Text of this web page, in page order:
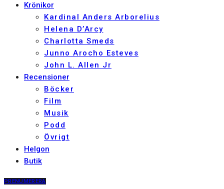
Krönikor
Kardinal Anders Arborelius
Helena D’Arcy
Charlotta Smeds
Junno Arocho Esteves
John L. Allen Jr
Recensioner
Böcker
Film
Musik
Podd
Övrigt
Helgon
Butik
PRENUMERERA